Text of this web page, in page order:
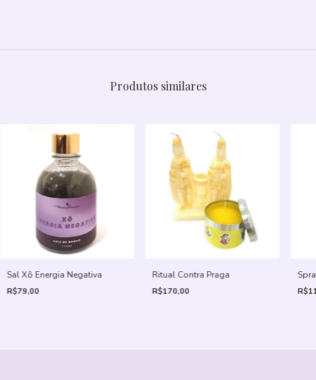
Produtos similares
Sal Xô Energia Negativa
R$79,00
Ritual Contra Praga
R$170,00